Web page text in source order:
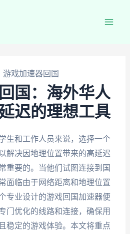
游戏加速器回国
国：海外华人
迟的理想工具
生和工作人员来说，选择一个
解决因地理位置带来的高延迟
重要的。当他们试图连接到国
面临由于网络距离和地理位置
专业设计的游戏回国加速器便
门优化的线路和连接，确保用
稳定的游戏体验。本文将重点